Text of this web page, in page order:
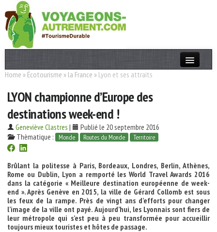
Actualités
T. Responsable
Destinations
Acteurs
Thèmes
OK
Home » Écotourisme » la France » Lyon et ses attraits
LYON championne d’Europe des
destinations week-end !
Geneviève Clastres |
Publié le 20 septembre 2016
Thèmatique :
Monde Routes du Monde Territoire
Brûlant la politesse à Paris, Bordeaux, Londres, Berlin, Athènes,
Rome ou Dublin, Lyon a remporté les World Travel Awards 2016
dans la catégorie « Meilleure destination européenne de week-
end ». Après Genève en 2015, la ville de Gérard Collomb est sous
les feux de la rampe. Près de vingt ans d’efforts pour changer
l’image de la ville ont payé. Aujourd’hui, les Lyonnais sont fiers de
leur métropole qui s’est peu à peu transformée pour accueillir
toujours mieux touristes et hôtes de passage.